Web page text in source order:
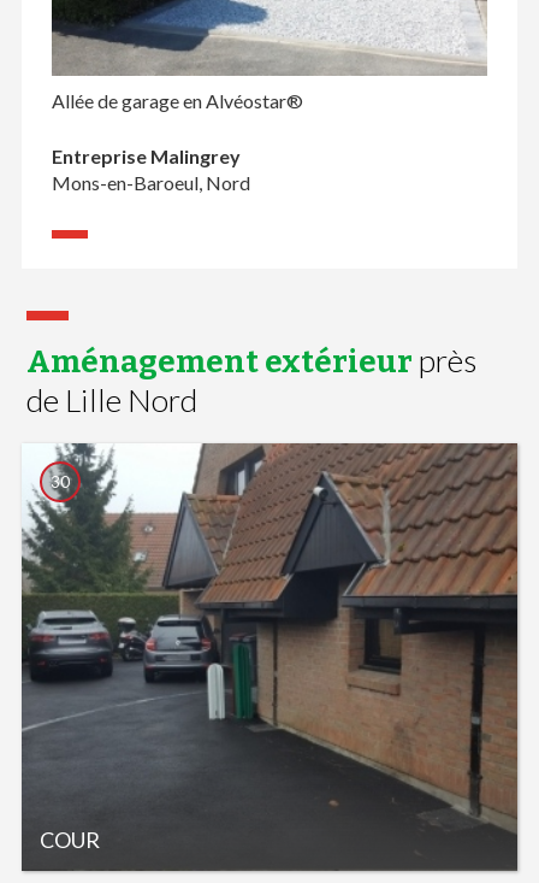
Allée de garage en Alvéostar®
Entreprise Malingrey
Mons-en-Baroeul, Nord
Aménagement extérieur près
de Lille Nord
COUR
30